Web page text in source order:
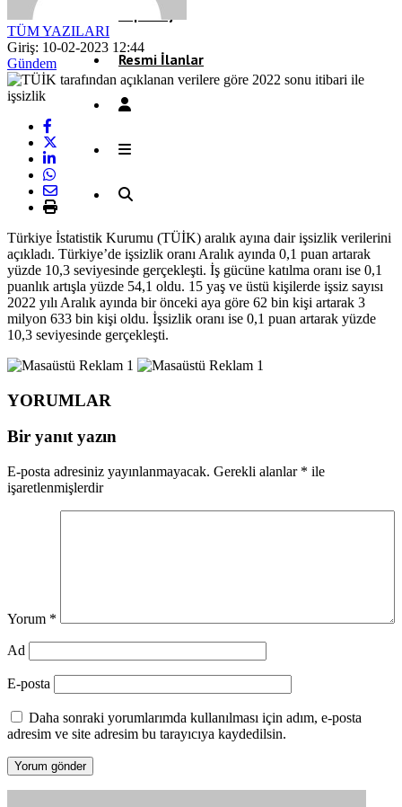
Röportaj
Resmi İlanlar
TÜM YAZILARI
Giriş: 10-02-2023 12:44
Gündem
Türkiye İstatistik Kurumu (TÜİK) aralık ayına dair işsizlik verilerini
açıkladı. Türkiye’de işsizlik oranı Aralık ayında 0,1 puan artarak
yüzde 10,3 seviyesinde gerçekleşti. İş gücüne katılma oranı ise 0,1
puanlık artışla yüzde 54,1 oldu. 15 yaş ve üstü kişilerde işsiz sayısı
2022 yılı Aralık ayında bir önceki aya göre 62 bin kişi artarak 3
milyon 633 bin kişi oldu. İşsizlik oranı ise 0,1 puan artarak yüzde
10,3 seviyesinde gerçekleşti.
YORUMLAR
Bir yanıt yazın
E-posta adresiniz yayınlanmayacak. Gerekli alanlar * ile
işaretlenmişlerdir
Yorum *
Ad
E-posta
Daha sonraki yorumlarımda kullanılması için adım, e-posta
adresim ve site adresim bu tarayıcıya kaydedilsin.